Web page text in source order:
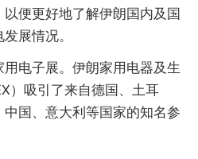
便更好地了解伊朗国内及国
展情况。
电子展。伊朗家用电器及生
）吸引了来自德国、土耳
国、意大利等国家的知名参